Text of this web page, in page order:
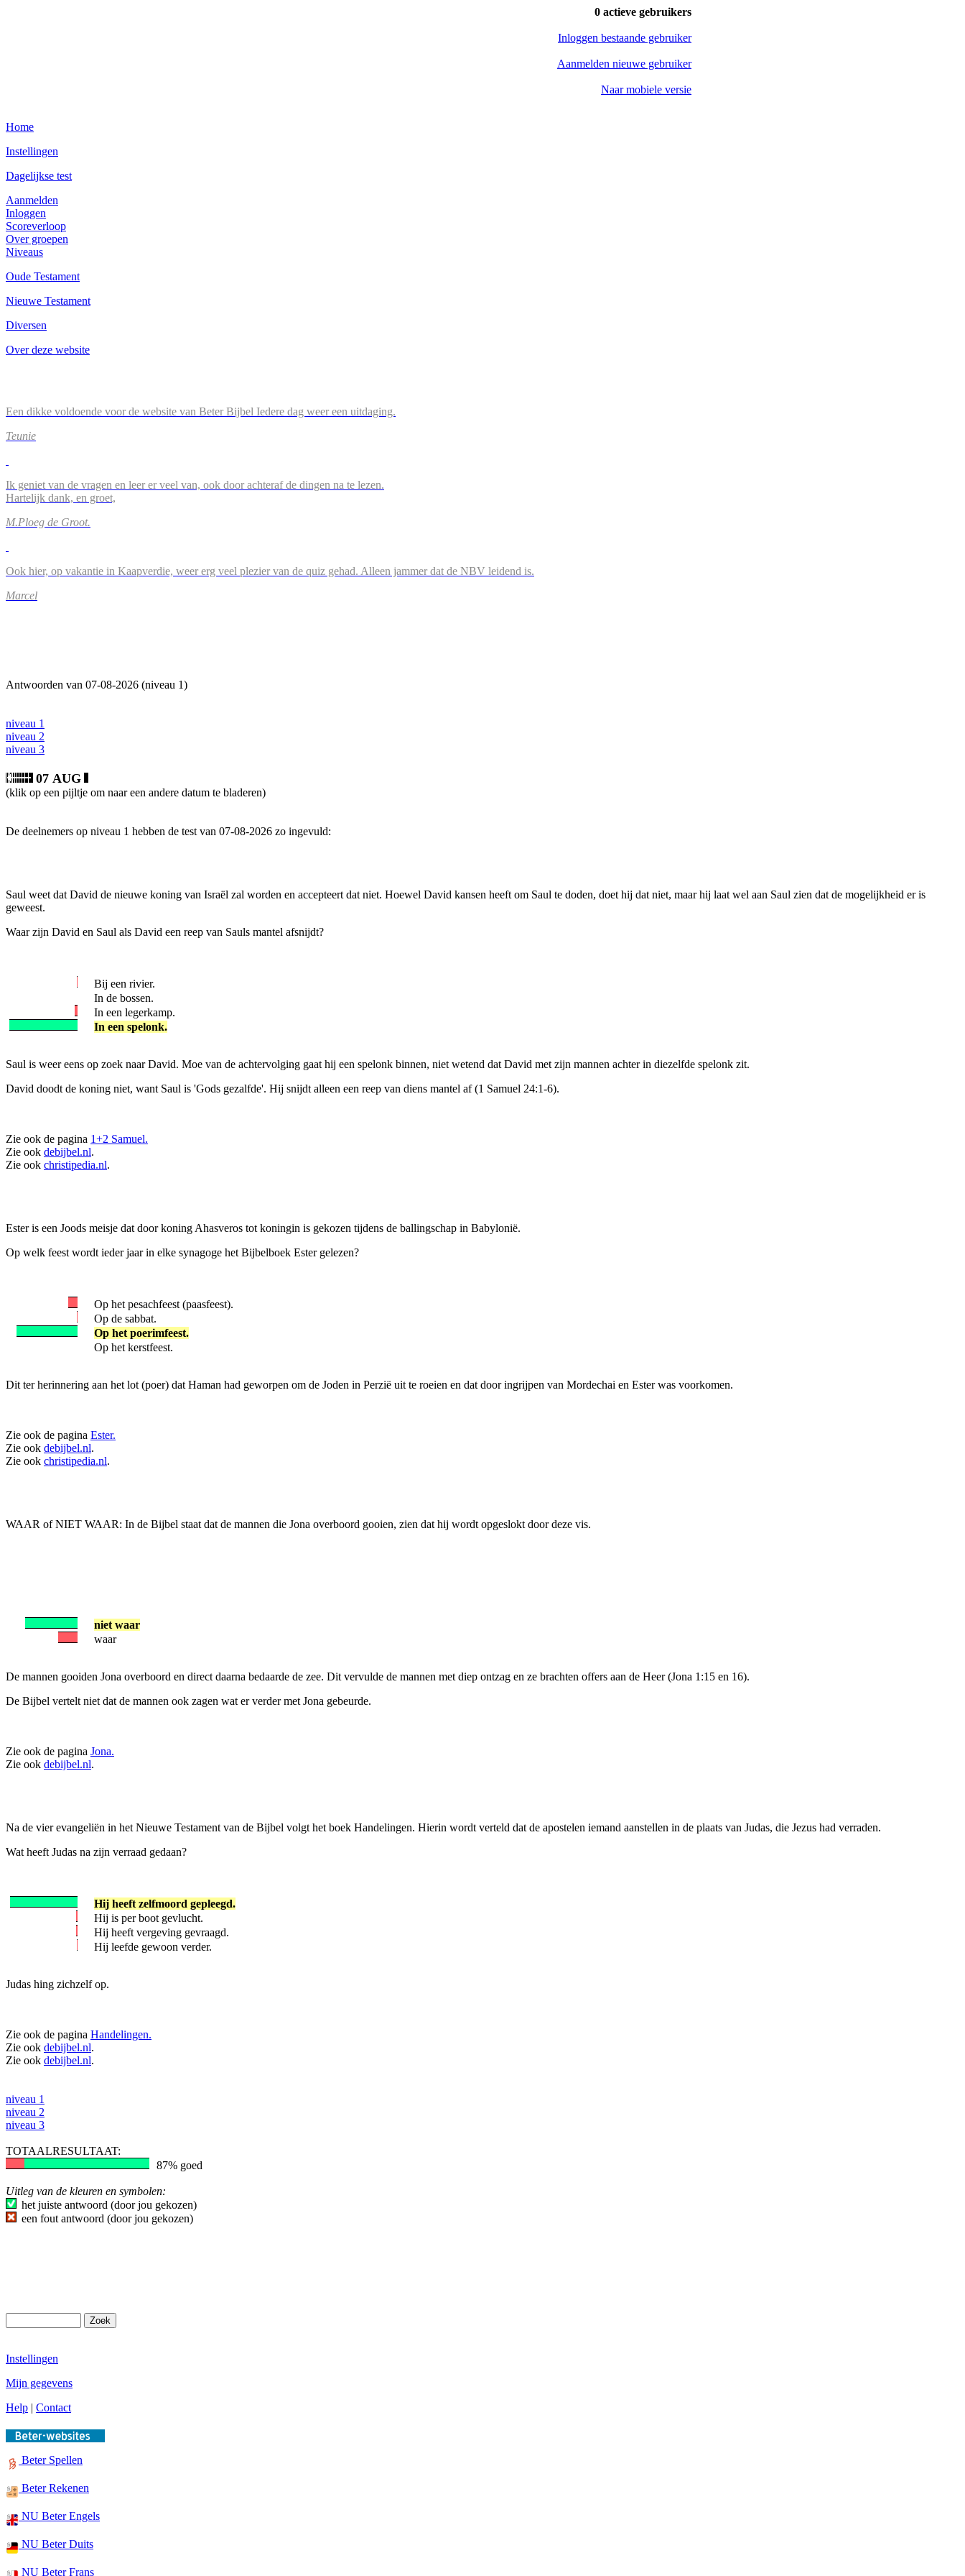
0 actieve gebruikers
Inloggen bestaande gebruiker
Aanmelden nieuwe gebruiker
Naar mobiele versie
Home
Instellingen
Dagelijkse test
Aanmelden
Inloggen
Scoreverloop
Over groepen
Niveaus
Oude Testament
Nieuwe Testament
Diversen
Over deze website
Een dikke voldoende voor de website van Beter Bijbel Iedere dag weer een uitdaging.
Teunie
Ik geniet van de vragen en leer er veel van, ook door achteraf de dingen na te lezen.
Hartelijk dank, en groet,
M.Ploeg de Groot.
Ook hier, op vakantie in Kaapverdie, weer erg veel plezier van de quiz gehad. Alleen jammer dat de NBV leidend is.
Marcel
Antwoorden van 07-08-2026 (niveau 1)
niveau 1
niveau 2
niveau 3
07 AUG
(klik op een pijltje om naar een andere datum te bladeren)
De deelnemers op niveau 1 hebben de test van 07-08-2026 zo ingevuld:
Saul weet dat David de nieuwe koning van Israël zal worden en accepteert dat niet. Hoewel David kansen heeft om Saul te doden, doet hij dat niet, maar hij laat wel aan Saul zien dat de mogelijkheid er is
geweest.
Waar zijn David en Saul als David een reep van Sauls mantel afsnijdt?
Bij een rivier.
In de bossen.
In een legerkamp.
In een spelonk.
Saul is weer eens op zoek naar David. Moe van de achtervolging gaat hij een spelonk binnen, niet wetend dat David met zijn mannen achter in diezelfde spelonk zit.
David doodt de koning niet, want Saul is 'Gods gezalfde'. Hij snijdt alleen een reep van diens mantel af (1 Samuel 24:1-6).
Zie ook de pagina 1+2 Samuel.
Zie ook debijbel.nl.
Zie ook christipedia.nl.
Ester is een Joods meisje dat door koning Ahasveros tot koningin is gekozen tijdens de ballingschap in Babylonië.
Op welk feest wordt ieder jaar in elke synagoge het Bijbelboek Ester gelezen?
Op het pesachfeest (paasfeest).
Op de sabbat.
Op het poerimfeest.
Op het kerstfeest.
Dit ter herinnering aan het lot (poer) dat Haman had geworpen om de Joden in Perzië uit te roeien en dat door ingrijpen van Mordechai en Ester was voorkomen.
Zie ook de pagina Ester.
Zie ook debijbel.nl.
Zie ook christipedia.nl.
WAAR of NIET WAAR: In de Bijbel staat dat de mannen die Jona overboord gooien, zien dat hij wordt opgeslokt door deze vis.
niet waar
waar
De mannen gooiden Jona overboord en direct daarna bedaarde de zee. Dit vervulde de mannen met diep ontzag en ze brachten offers aan de Heer (Jona 1:15 en 16).
De Bijbel vertelt niet dat de mannen ook zagen wat er verder met Jona gebeurde.
Zie ook de pagina Jona.
Zie ook debijbel.nl.
Na de vier evangeliën in het Nieuwe Testament van de Bijbel volgt het boek Handelingen. Hierin wordt verteld dat de apostelen iemand aanstellen in de plaats van Judas, die Jezus had verraden.
Wat heeft Judas na zijn verraad gedaan?
Hij heeft zelfmoord gepleegd.
Hij is per boot gevlucht.
Hij heeft vergeving gevraagd.
Hij leefde gewoon verder.
Judas hing zichzelf op.
Zie ook de pagina Handelingen.
Zie ook debijbel.nl.
Zie ook debijbel.nl.
niveau 1
niveau 2
niveau 3
TOTAALRESULTAAT:
87% goed
Uitleg van de kleuren en symbolen:
het juiste antwoord (door jou gekozen)
een fout antwoord (door jou gekozen)
Instellingen
Mijn gegevens
Help | Contact
Beter Spellen
Beter Rekenen
NU Beter Engels
NU Beter Duits
NU Beter Frans